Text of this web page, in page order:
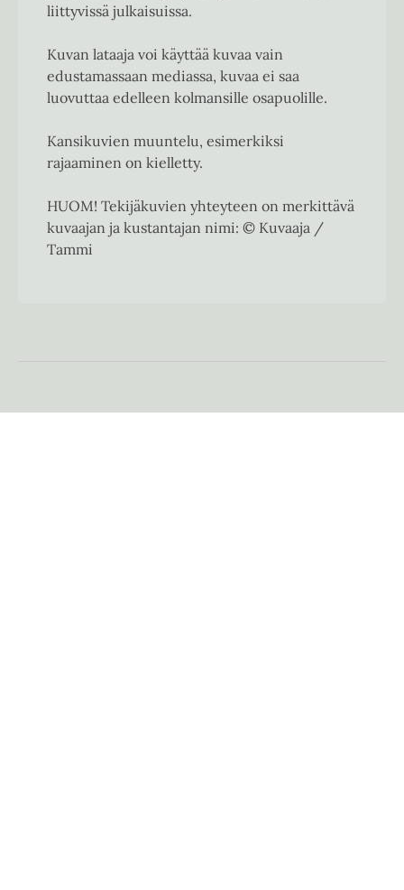
liittyvissä julkaisuissa.
Kuvan lataaja voi käyttää kuvaa vain
edustamassaan mediassa, kuvaa ei saa
luovuttaa edelleen kolmansille osapuolille.
Kansikuvien muuntelu, esimerkiksi
rajaaminen on kielletty.
HUOM! Tekijäkuvien yhteyteen on merkittävä
kuvaajan ja kustantajan nimi: © Kuvaaja /
Tammi